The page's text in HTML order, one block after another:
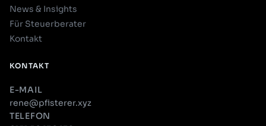
News & Insights
Für Steuerberater
Kontakt
KONTAKT
E-MAIL
rene@pfisterer.xyz
TELEFON